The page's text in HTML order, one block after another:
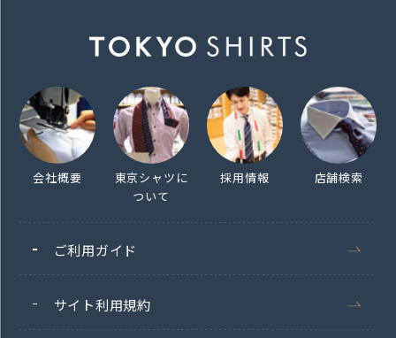
会社概要
東京シャツに
ついて
採用情報 店舗検索
ご利用ガイド
サイト利用規約